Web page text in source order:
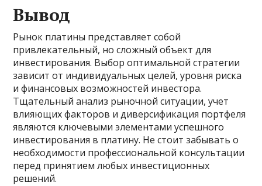
Вывод
Рынок платины представляет собой
привлекательный, но сложный объект для
инвестирования. Выбор оптимальной стратегии
зависит от индивидуальных целей, уровня риска
и финансовых возможностей инвестора.
Тщательный анализ рыночной ситуации, учет
влияющих факторов и диверсификация портфеля
являются ключевыми элементами успешного
инвестирования в платину. Не стоит забывать о
необходимости профессиональной консультации
перед принятием любых инвестиционных
решений.